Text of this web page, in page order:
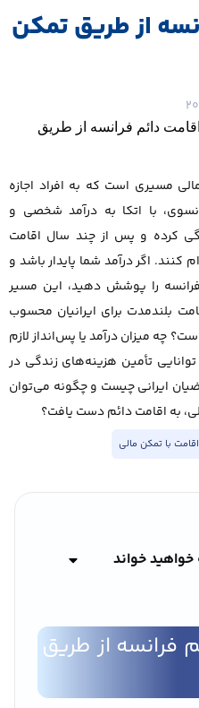
از طریق تمکن
اقامت دائم فرانسه از طریق
مسیری است که به افراد اجازه
با اتکا به درآمد شخصی و
کرده و پس از چند سال اقامت
کنند. اگر درآمد شما پایدار باشد و
فرانسه را پوشش دهید، این مسیر
بلندمدت برای ایرانیان محسوب
چه میزان درآمد یا پس‌انداز لازم
تأمین هزینه‌های زندگی در
ایرانی چیست و چگونه می‌توان
به اقامت دائم دست یافت؟
با تمکن مالی
خواهید خواند
فرانسه از طریق